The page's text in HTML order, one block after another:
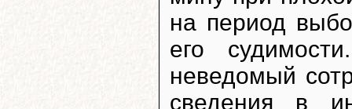
на период
его
неведомый
сведения в